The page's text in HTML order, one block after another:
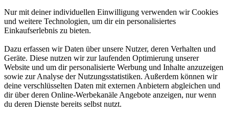
Nur mit deiner individuellen Einwilligung verwenden wir Cookies
und weitere Technologien, um dir ein personalisiertes
Einkaufserlebnis zu bieten.
Dazu erfassen wir Daten über unsere Nutzer, deren Verhalten und
Geräte. Diese nutzen wir zur laufenden Optimierung unserer
Website und um dir personalisierte Werbung und Inhalte anzuzeigen
sowie zur Analyse der Nutzungsstatistiken. Außerdem können wir
deine verschlüsselten Daten mit externen Anbietern abgleichen und
dir über deren Online-Werbekanäle Angebote anzeigen, nur wenn
du deren Dienste bereits selbst nutzt.